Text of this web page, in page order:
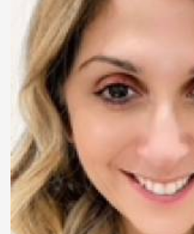
Ελλάδα
Κοινωνία
Πολιτική
Αθλητικά
Κόσμος